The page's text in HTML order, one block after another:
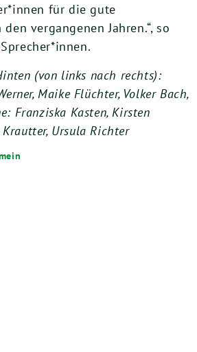
für die gute
vergangenen Jahren.“, so
(von links nach rechts):
Maike Flüchter, Volker Bach,
Franziska Kasten, Kirsten
Krautter, Ursula Richter